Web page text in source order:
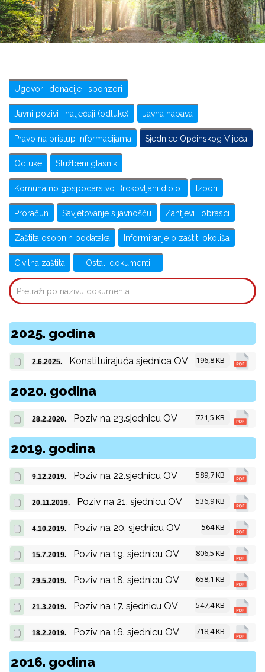
Ugovori, donacije i sponzori
Javni pozivi i natječaji (odluke) Javna nabava
Pravo na pristup informacijama Sjednice Općinskog Vijeća
Odluke Službeni glasnik
Komunalno gospodarstvo Brckovljani d.o.o. Izbori
Proračun Savjetovanje s javnošću Zahtjevi i obrasci
Zaštita osobnih podataka Informiranje o zaštiti okoliša
Civilna zaštita --Ostali dokumenti--
2025. godina
2.6.2025. Konstituirajuća sjednica OV 196,8 KB
2020. godina
28.2.2020. Poziv na 23.sjednicu OV 721,5 KB
2019. godina
9.12.2019. Poziv na 22.sjednicu OV 589,7 KB
20.11.2019. Poziv na 21. sjednicu OV 536,9 KB
4.10.2019. Poziv na 20. sjednicu OV 564 KB
15.7.2019. Poziv na 19. sjednicu OV 806,5 KB
29.5.2019. Poziv na 18. sjednicu OV 658,1 KB
21.3.2019. Poziv na 17. sjednicu OV 547,4 KB
18.2.2019. Poziv na 16. sjednicu OV 718,4 KB
2016. godina